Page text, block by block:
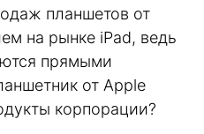
планшетов от
на рынке iPad, ведь
прямыми
от Apple
корпорации?